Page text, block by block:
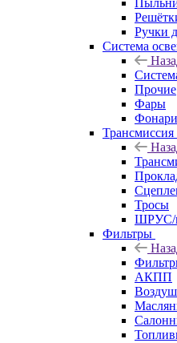
Ручки
Система
Прочие
Фары
Фонари
Трансмиссия
Тросы
ШРУС/
Фильтры
АКПП